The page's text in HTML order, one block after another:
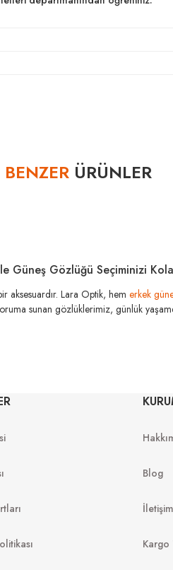
BENZER ÜRÜNLER
SLASTIK
Güneş Gözlüğü Seçiminizi
aksesuardır. Lara Optik, hem erkek
sunan gözlüklerimiz, günlük
Blog
İletişim
Kargo